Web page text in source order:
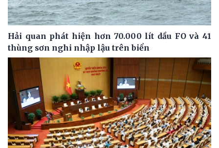
Hải quan phát hiện hơn 70.000 lít dầu FO và 41
thùng sơn nghi nhập lậu trên biển